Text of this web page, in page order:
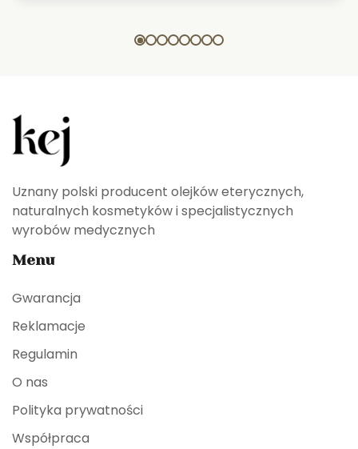
Uznany polski producent olejków eterycznych,
naturalnych kosmetyków i specjalistycznych
wyrobów medycznych
Menu
Gwarancja
Reklamacje
Regulamin
O nas
Polityka prywatności
Współpraca